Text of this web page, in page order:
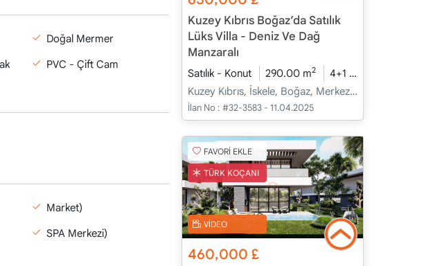
Doğal Mermer
PVC - Çift Cam
Market)
SPA Merkezi)
Kuzey Kıbrıs Boğaz’da Satılık
Lüks Villa - Deniz Ve Dağ
Manzaralı
Satılık - Konut 290.00 m2 4+1
Kuzey Kıbrıs, İskele, Boğaz, Merkez - Merkez
İlan No : #32-3583 - 11.04.2025
FAVORİ EKLE
TÜRK KOÇANI
VİDEO
460,000 £